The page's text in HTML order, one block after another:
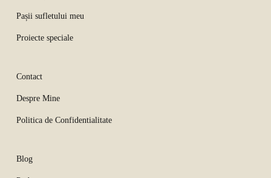
Pașii sufletului meu
Proiecte speciale
Contact
Despre Mine
Politica de Confidentialitate
Blog